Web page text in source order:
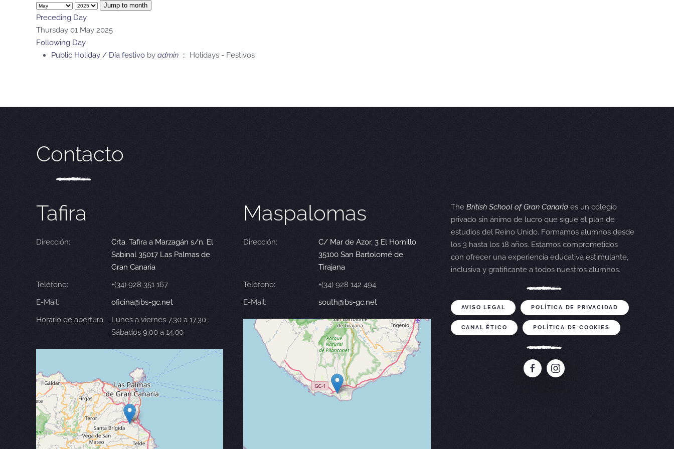
Jump to month
Preceding Day
Thursday 01 May 2025
Following Day
Public Holiday / Día festivo by admin :: Holidays - Festivos
Contacto
Tafira
Dirección:
Crta. Tafira a Marzagán s/n. El
Sabinal 35017 Las Palmas de
Gran Canaria
Teléfono:
+(34) 928 351 167
E-Mail:
oficina@bs-gc.net
Horario de apertura:
Lunes a viernes 7.30 a 17.30
Sábados 9.00 a 14.00
Maspalomas
Dirección:
C/ Mar de Azor, 3 El Hornillo
35100 San Bartolomé de
Tirajana
Teléfono:
+(34) 928 142 494
E-Mail:
south@bs-gc.net
The British School of Gran Canariaes un colegio
privado sin ánimo de lucro que sigue el plan de
estudios del Reino Unido. Formamos alumnos desde
los 3 hasta los 18 años. Estamos comprometidos
con ofrecer una experiencia educativa estimulante,
inclusiva y gratificante a todos nuestros alumnos.
AVISO LEGAL POLÍTICA DE PRIVACIDAD
CANAL ÉTICO POLÍTICA DE COOKIES